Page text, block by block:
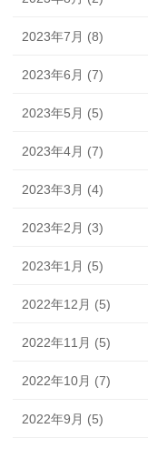
2023年7月 (8)
2023年6月 (7)
2023年5月 (5)
2023年4月 (7)
2023年3月 (4)
2023年2月 (3)
2023年1月 (5)
2022年12月 (5)
2022年11月 (5)
2022年10月 (7)
2022年9月 (5)